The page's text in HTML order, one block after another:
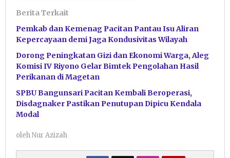
Berita Terkait
Pemkab dan Kemenag Pacitan Pantau Isu Aliran
Kepercayaan demi Jaga Kondusivitas Wilayah
Dorong Peningkatan Gizi dan Ekonomi Warga, Aleg
Komisi IV Riyono Gelar Bimtek Pengolahan Hasil
Perikanan di Magetan
SPBU Bangunsari Pacitan Kembali Beroperasi,
Disdagnaker Pastikan Penutupan Dipicu Kendala
Modal
olehNur Azizah